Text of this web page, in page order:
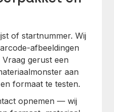
of startnummer. Wij
afbeeldingen
gerust een
aan
formaat te testen.
opnemen — wij